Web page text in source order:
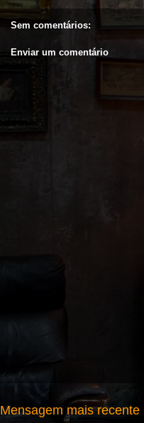
Sem comentários:
Enviar um comentário
Mensagem mais recente